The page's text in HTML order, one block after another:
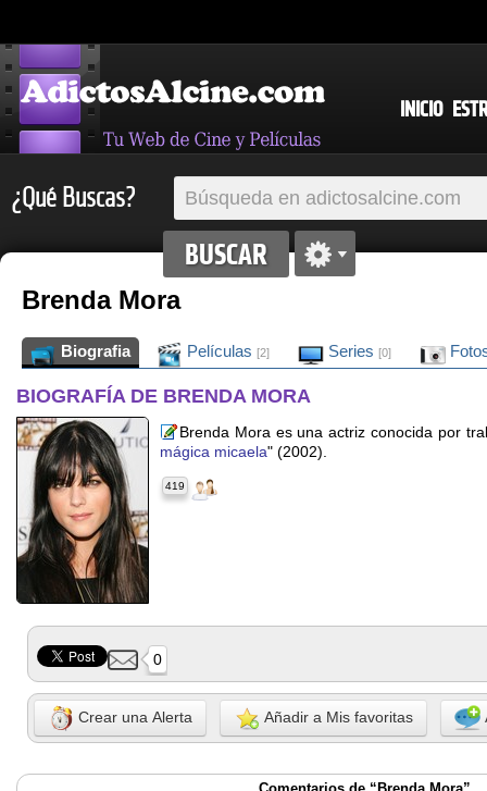
INICIO
¿Qué Buscas?
Brenda Mora
Biografia Películas [2] Series [0]
BIOGRAFÍA DE BRENDA MORA
Brenda Mora es una actriz conocida por
mágica micaela" (2002).
419
0
Crear una Alerta Añadir a Mis favoritas